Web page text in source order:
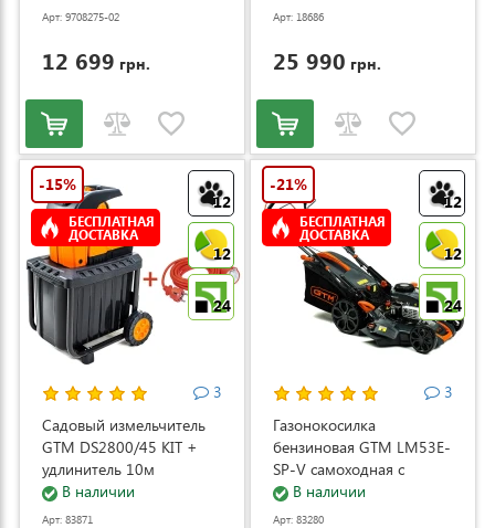
Арт: 9708275-02
12 699 грн.
Арт: 18686
25 990 грн.
12
12
24
-15%
БЕСПЛАТНАЯ
ДОСТАВКА
3
Садовый измельчитель
GTM DS2800/45 KIT +
удлинитель 10м
(DS2800/45_KIT+ext.cord)
В наличии
Арт: 83871
12
12
24
-21%
БЕСПЛАТНАЯ
ДОСТАВКА
3
Газонокосилка
бензиновая GTM LM53E-
SP-V самоходная с
электростартером и
регулировкой скорости
В наличии
Арт: 83280